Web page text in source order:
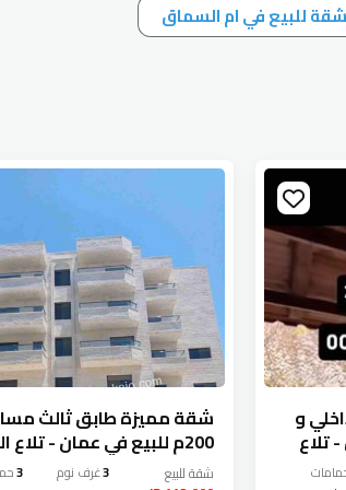
شقة للبيع في ام السماق
260م داخلي و
تلاع
شقة مميزة طابق ثالث
200م للبيع في عمان - تلاع
جديدة لم تسكن إطلالة
شقةللبيع 3غرف نوم 3